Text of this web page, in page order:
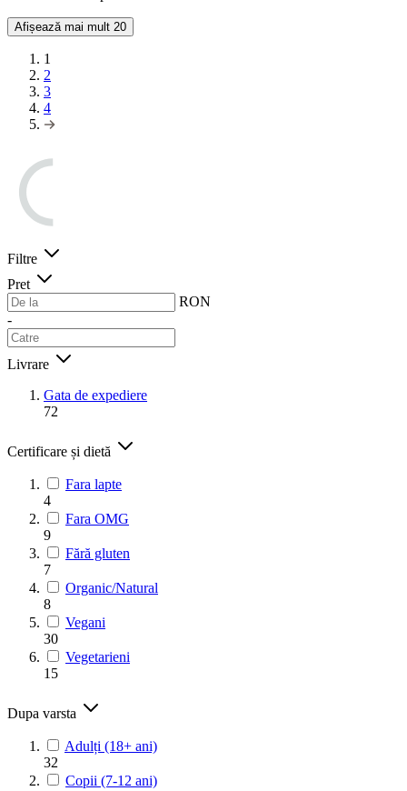
Afișează mai mult 20
1
2
3
4
Filtre
Pret
RON
-
Livrare
Gata de expediere
72
Certificare și dietă
Fara lapte
4
Fara OMG
9
Fără gluten
7
Organic/Natural
8
Vegani
30
Vegetarieni
15
Dupa varsta
Adulți (18+ ani)
32
Copii (7-12 ani)